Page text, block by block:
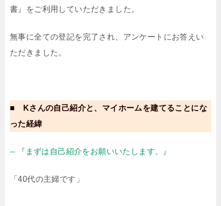
書』をご利用していただきました。
無事に全ての登記を完了され、アンケートにお答えい
ただきました。
■ Kさんの自己紹介と、マイホームを建てることにな
った経緯
-- 『まずは自己紹介をお願いいたします。』
「40代の主婦です」